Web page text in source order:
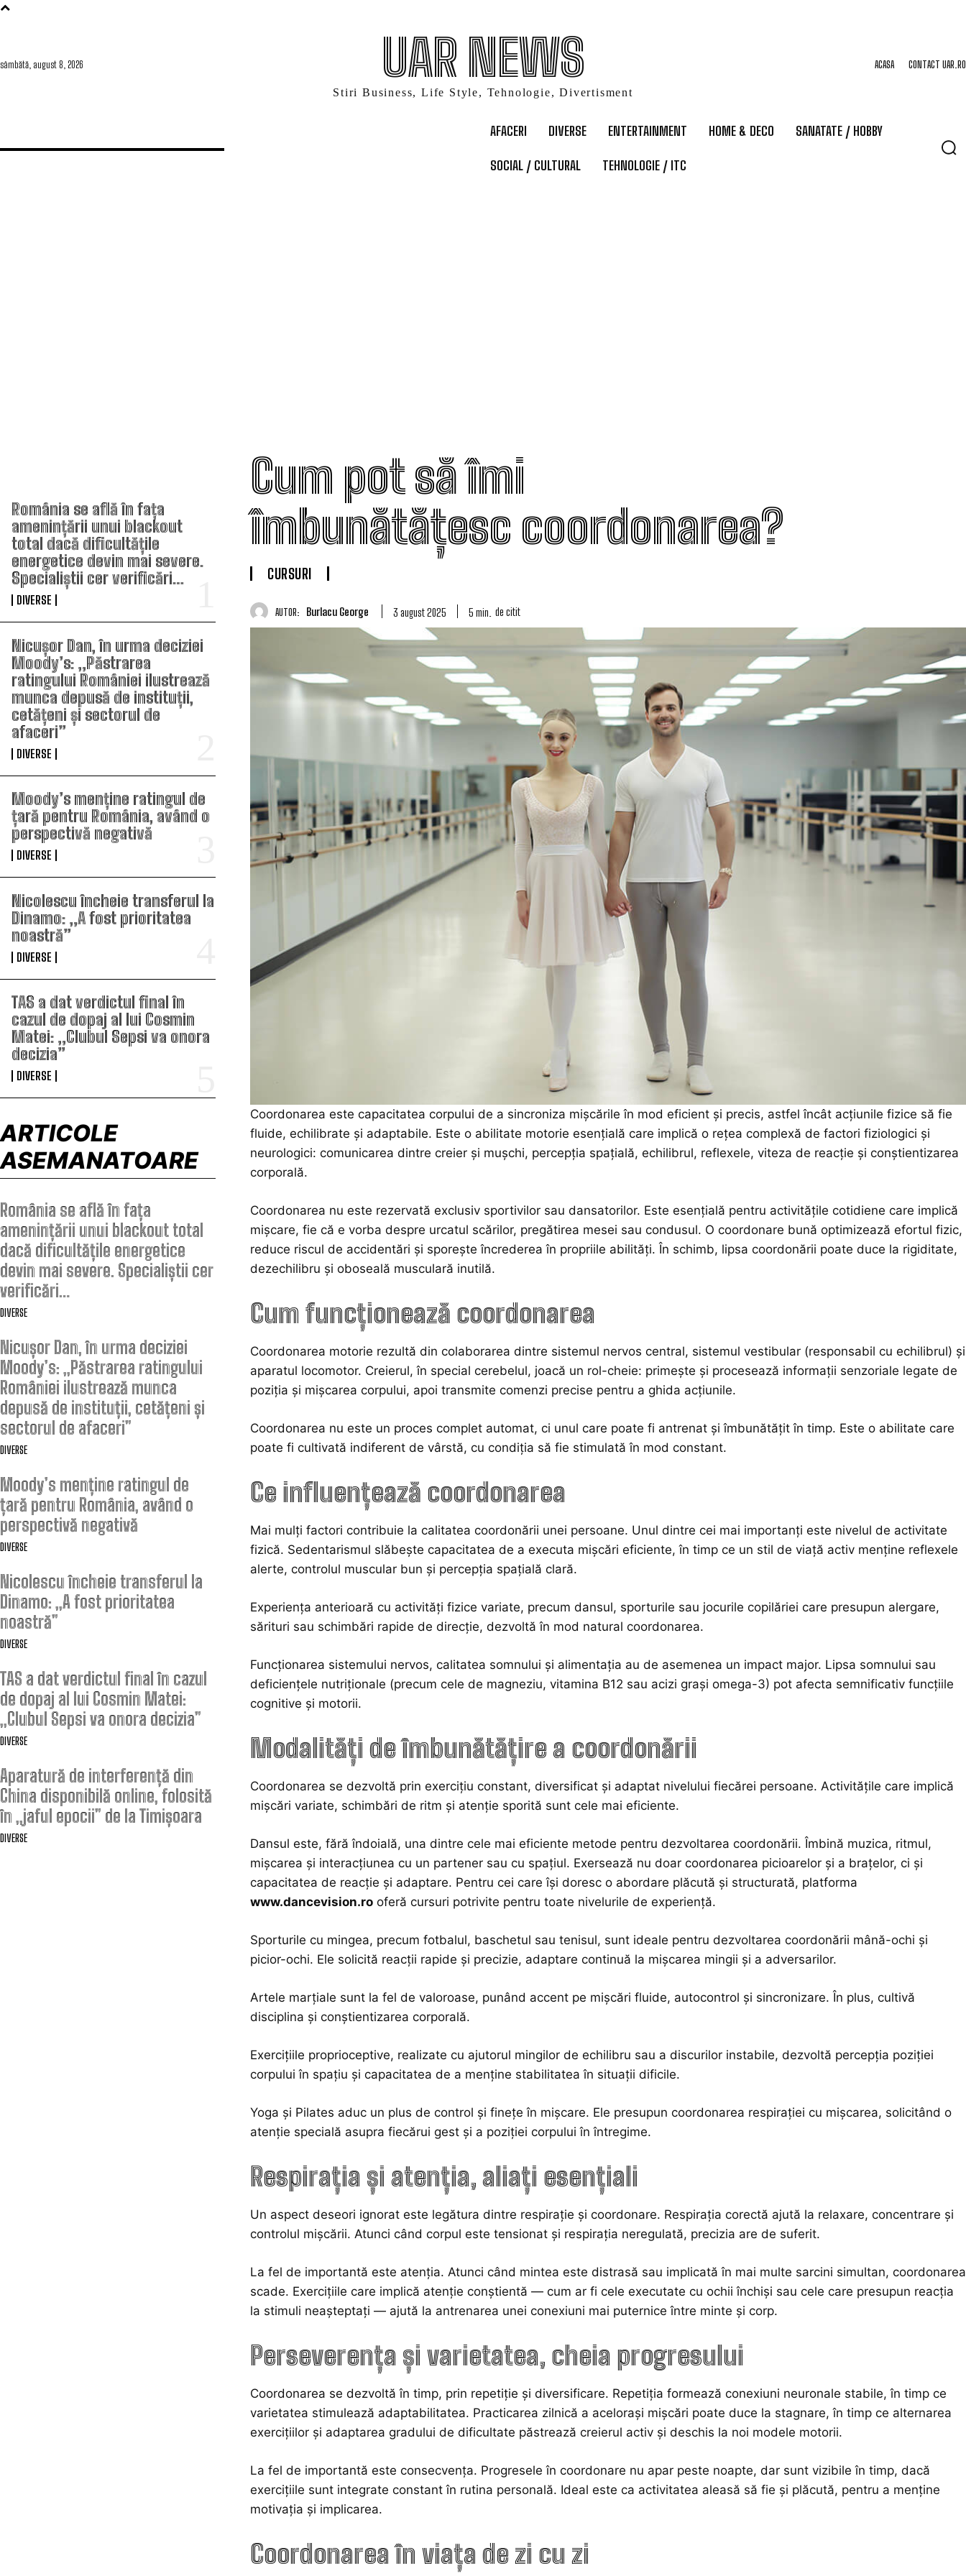
sâmbătă, august 8, 2026 UAR NEWS
Stiri Business, Life Style, Tehnologie, Divertisment
ACASA CONTACT UAR.RO
AFACERI DIVERSE ENTERTAINMENT HOME & DECO SANATATE / HOBBY
SOCIAL / CULTURAL TEHNOLOGIE / ITC
România se află în fața
amenințării unui blackout
total dacă dificultățile
energetice devin mai severe.
Specialiștii cer verificări…
DIVERSE
Nicușor Dan, în urma deciziei
Moody’s: „Păstrarea
ratingului României ilustrează
munca depusă de instituții,
cetățeni și sectorul de
afaceri”
DIVERSE
Moody’s menține ratingul de
țară pentru România, având o
perspectivă negativă
DIVERSE
Nicolescu încheie transferul la
Dinamo: „A fost prioritatea
noastră”
DIVERSE
TAS a dat verdictul final în
cazul de dopaj al lui Cosmin
Matei: „Clubul Sepsi va onora
decizia”
DIVERSE
ARTICOLE
ASEMANATOARE
România se află în fața
amenințării unui blackout total
dacă dificultățile energetice
devin mai severe. Specialiștii cer
verificări…
DIVERSE
Nicușor Dan, în urma deciziei
Moody’s: „Păstrarea ratingului
României ilustrează munca
depusă de instituții, cetățeni și
sectorul de afaceri”
DIVERSE
Moody’s menține ratingul de
țară pentru România, având o
perspectivă negativă
DIVERSE
Nicolescu încheie transferul la
Dinamo: „A fost prioritatea
noastră”
DIVERSE
TAS a dat verdictul final în cazul
de dopaj al lui Cosmin Matei:
„Clubul Sepsi va onora decizia”
DIVERSE
Aparatură de interferență din
China disponibilă online, folosită
în „jaful epocii” de la Timișoara
DIVERSE
Cum pot să îmi
îmbunătățesc coordonarea?
CURSURI
AUTOR: Burlacu George 3 august 2025 5 min. de citit
Coordonarea este capacitatea corpului de a sincroniza mișcările în mod eficient și precis, astfel încât acțiunile fizice să fie
fluide, echilibrate și adaptabile. Este o abilitate motorie esențială care implică o rețea complexă de factori fiziologici și
neurologici: comunicarea dintre creier și mușchi, percepția spațială, echilibrul, reflexele, viteza de reacție și conștientizarea
corporală.
Coordonarea nu este rezervată exclusiv sportivilor sau dansatorilor. Este esențială pentru activitățile cotidiene care implică
mișcare, fie că e vorba despre urcatul scărilor, pregătirea mesei sau condusul. O coordonare bună optimizează efortul fizic,
reduce riscul de accidentări și sporește încrederea în propriile abilități. În schimb, lipsa coordonării poate duce la rigiditate,
dezechilibru și oboseală musculară inutilă.
Cum funcționează coordonarea
Coordonarea motorie rezultă din colaborarea dintre sistemul nervos central, sistemul vestibular (responsabil cu echilibrul) și
aparatul locomotor. Creierul, în special cerebelul, joacă un rol-cheie: primește și procesează informații senzoriale legate de
poziția și mișcarea corpului, apoi transmite comenzi precise pentru a ghida acțiunile.
Coordonarea nu este un proces complet automat, ci unul care poate fi antrenat și îmbunătățit în timp. Este o abilitate care
poate fi cultivată indiferent de vârstă, cu condiția să fie stimulată în mod constant.
Ce influențează coordonarea
Mai mulți factori contribuie la calitatea coordonării unei persoane. Unul dintre cei mai importanți este nivelul de activitate
fizică. Sedentarismul slăbește capacitatea de a executa mișcări eficiente, în timp ce un stil de viață activ menține reflexele
alerte, controlul muscular bun și percepția spațială clară.
Experiența anterioară cu activități fizice variate, precum dansul, sporturile sau jocurile copilăriei care presupun alergare,
sărituri sau schimbări rapide de direcție, dezvoltă în mod natural coordonarea.
Funcționarea sistemului nervos, calitatea somnului și alimentația au de asemenea un impact major. Lipsa somnului sau
deficiențele nutriționale (precum cele de magneziu, vitamina B12 sau acizi grași omega-3) pot afecta semnificativ funcțiile
cognitive și motorii.
Modalități de îmbunătățire a coordonării
Coordonarea se dezvoltă prin exercițiu constant, diversificat și adaptat nivelului fiecărei persoane. Activitățile care implică
mișcări variate, schimbări de ritm și atenție sporită sunt cele mai eficiente.
Dansul este, fără îndoială, una dintre cele mai eficiente metode pentru dezvoltarea coordonării. Îmbină muzica, ritmul,
mișcarea și interacțiunea cu un partener sau cu spațiul. Exersează nu doar coordonarea picioarelor și a brațelor, ci și
capacitatea de reacție și adaptare. Pentru cei care își doresc o abordare plăcută și structurată, platforma
www.dancevision.ro oferă cursuri potrivite pentru toate nivelurile de experiență.
Sporturile cu mingea, precum fotbalul, baschetul sau tenisul, sunt ideale pentru dezvoltarea coordonării mână-ochi și
picior-ochi. Ele solicită reacții rapide și precizie, adaptare continuă la mișcarea mingii și a adversarilor.
Artele marțiale sunt la fel de valoroase, punând accent pe mișcări fluide, autocontrol și sincronizare. În plus, cultivă
disciplina și conștientizarea corporală.
Exercițiile proprioceptive, realizate cu ajutorul mingilor de echilibru sau a discurilor instabile, dezvoltă percepția poziției
corpului în spațiu și capacitatea de a menține stabilitatea în situații dificile.
Yoga și Pilates aduc un plus de control și finețe în mișcare. Ele presupun coordonarea respirației cu mișcarea, solicitând o
atenție specială asupra fiecărui gest și a poziției corpului în întregime.
Respirația și atenția, aliați esențiali
Un aspect deseori ignorat este legătura dintre respirație și coordonare. Respirația corectă ajută la relaxare, concentrare și
controlul mișcării. Atunci când corpul este tensionat și respirația neregulată, precizia are de suferit.
La fel de importantă este atenția. Atunci când mintea este distrasă sau implicată în mai multe sarcini simultan, coordonarea
scade. Exercițiile care implică atenție conștientă — cum ar fi cele executate cu ochii închiși sau cele care presupun reacția
la stimuli neașteptați — ajută la antrenarea unei conexiuni mai puternice între minte și corp.
Perseverența și varietatea, cheia progresului
Coordonarea se dezvoltă în timp, prin repetiție și diversificare. Repetiția formează conexiuni neuronale stabile, în timp ce
varietatea stimulează adaptabilitatea. Practicarea zilnică a acelorași mișcări poate duce la stagnare, în timp ce alternarea
exercițiilor și adaptarea gradului de dificultate păstrează creierul activ și deschis la noi modele motorii.
La fel de importantă este consecvența. Progresele în coordonare nu apar peste noapte, dar sunt vizibile în timp, dacă
exercițiile sunt integrate constant în rutina personală. Ideal este ca activitatea aleasă să fie și plăcută, pentru a menține
motivația și implicarea.
Coordonarea în viața de zi cu zi